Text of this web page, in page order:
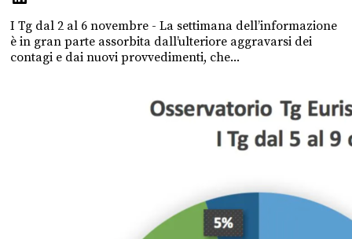
I Tg dal 2 al 6 novembre - La settimana dell’informazione
è in gran parte assorbita dall’ulteriore aggravarsi dei
contagi e dai nuovi provvedimenti, che...